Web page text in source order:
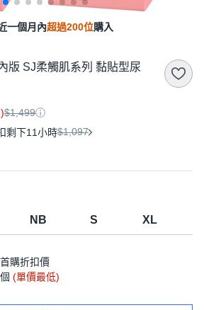
一個月內超過200位購入
版 SJ柔觸肌系列 黏貼型尿
$1,499
剩下11小時$1,097
NB S XL
首購折扣價
(單價最低)